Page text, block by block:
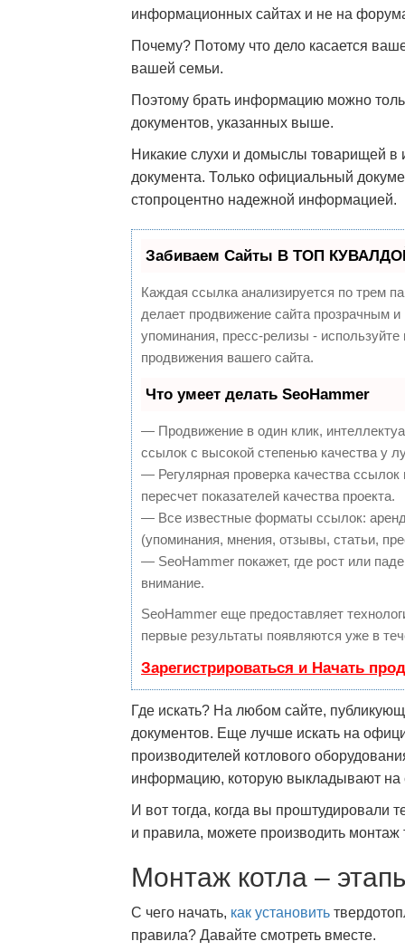
информационных сайтах и не на
Почему? Потому что дело касается
вашей семьи.
Поэтому брать информацию можно
документов, указанных выше.
Никакие слухи и домыслы товарищей в
документа. Только официальный
стопроцентно надежной информацией.
Забиваем Сайты В ТОП
Каждая ссылка анализируется по трем
делает продвижение сайта прозрачным
упоминания, пресс-релизы -
продвижения вашего сайта.
Что умеет делать SeoHammer
— Продвижение в один клик,
ссылок с высокой степенью качества у
— Регулярная проверка качества
пересчет показателей качества проекта.
— Все известные форматы ссылок:
(упоминания, мнения, отзывы, статьи,
— SeoHammer покажет, где рост или
внимание.
SeoHammer еще предоставляет
первые результаты появляются уже в
Зарегистрироваться и Начать
Где искать? На любом сайте,
документов. Еще лучше искать на
производителей котлового
информацию, которую выкладывают на
И вот тогда, когда вы проштудировали
и правила, можете производить монтаж
Монтаж котла –
С чего начать, как установить
правила? Давайте смотреть вместе.